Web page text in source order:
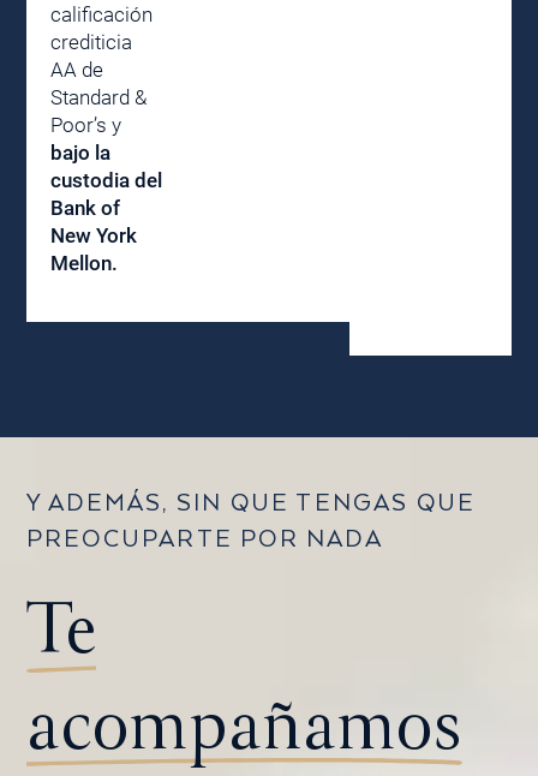
calificación
crediticia
AA de
Standard &
Poor’s y
bajo la
custodia del
Bank of
New York
Mellon.
Y ADEMÁS, SIN QUE TENGAS QUE
PREOCUPARTE POR NADA
Te
acompañamos